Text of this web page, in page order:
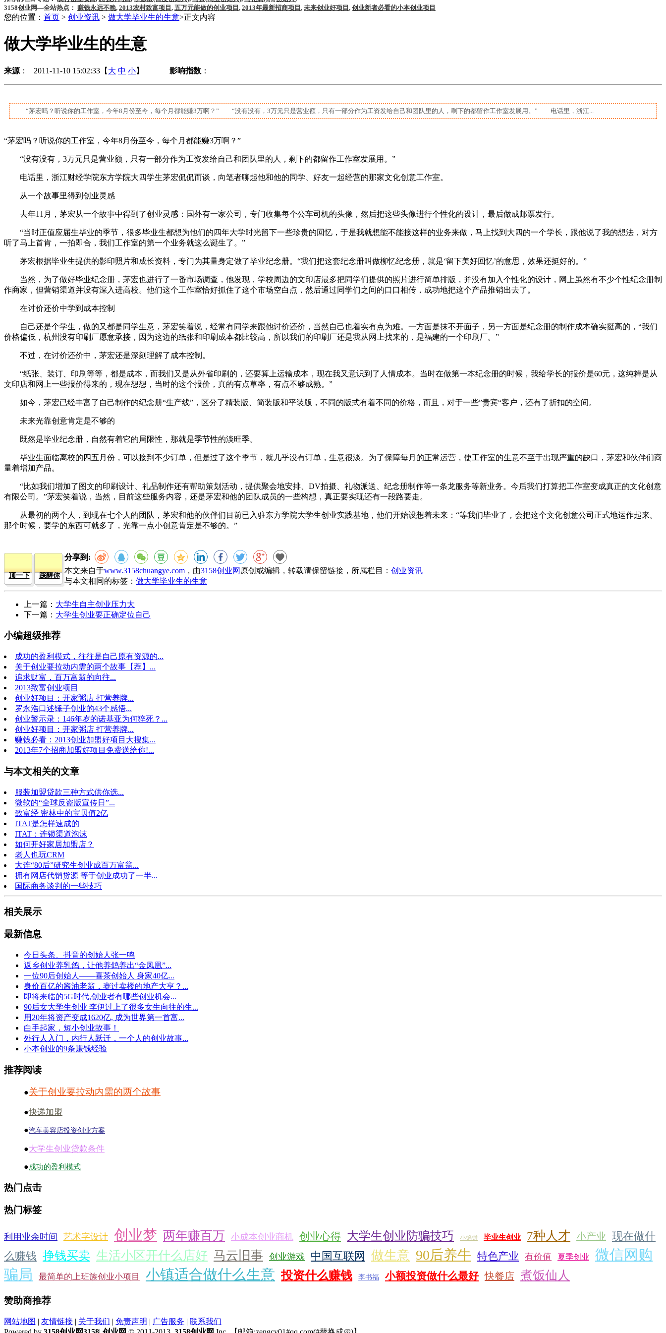
3158创业网—全站热点： 赚钱永远不晚, 2013农村致富项目 , 五万元能做的创业项目 , 2013年最新招商项目 , 未来创业好项目 , 创业新者必看的小本创业项目
您的位置： 首页 > 创业资讯 > 做大学毕业生的生意>正文内容
做大学毕业生的生意
来源 ： 2011-11-10 15:02:33【 大 中 小】 影响指数 ：
“茅宏吗？听说你的工作室，今年8月份至今，每个月都能赚3万啊？” “没有没有，3万元只是营业额，只有一部分作为工资发给自己和团队里的人，剩下的都留作工作室发展用。” 电话里，浙江...
“茅宏吗？听说你的工作室，今年8月份至今，每个月都能赚3万啊？”
“没有没有，3万元只是营业额，只有一部分作为工资发给自己和团队里的人，剩下的都留作工作室发展用。”
电话里，浙江财经学院东方学院大四学生茅宏侃侃而谈，向笔者聊起他和他的同学、好友一起经营的那家文化创意工作室。
从一个故事里得到创业灵感
去年11月，茅宏从一个故事中得到了创业灵感：国外有一家公司，专门收集每个公车司机的头像，然后把这些头像进行个性化的设计，最后做成邮票发行。
“当时正值应届生毕业的季节，很多毕业生都想为他们的四年大学时光留下一些珍贵的回忆，于是我就想能不能接这样的业务来做，马上找到大四的一个学长，跟他说了我的想法，对方
听了马上首肯，一拍即合，我们工作室的第一个业务就这么诞生了。”
茅宏根据毕业生提供的影印照片和成长资料，专门为其量身定做了毕业纪念册。“我们把这套纪念册叫做柳忆纪念册，就是‘留下美好回忆’的意思，效果还挺好的。”
当然，为了做好毕业纪念册，茅宏也进行了一番市场调查，他发现，学校周边的文印店最多把同学们提供的照片进行简单排版，并没有加入个性化的设计，网上虽然有不少个性纪念册制
作商家，但营销渠道并没有深入进高校。他们这个工作室恰好抓住了这个市场空白点，然后通过同学们之间的口口相传，成功地把这个产品推销出去了。
在讨价还价中学到成本控制
自己还是个学生，做的又都是同学生意，茅宏笑着说，经常有同学来跟他讨价还价，当然自己也着实有点为难。一方面是抹不开面子，另一方面是纪念册的制作成本确实挺高的，“我们
价格偏低，杭州没有印刷厂愿意承接，因为这边的纸张和印刷成本都比较高，所以我们的印刷厂还是我从网上找来的，是福建的一个印刷厂。”
不过，在讨价还价中，茅宏还是深刻理解了成本控制。
“纸张、装订、印刷等等，都是成本，而我们又是从外省印刷的，还要算上运输成本，现在我又意识到了人情成本。当时在做第一本纪念册的时候，我给学长的报价是60元，这纯粹是从
文印店和网上一些报价得来的，现在想想，当时的这个报价，真的有点草率，有点不够成熟。”
如今，茅宏已经丰富了自己制作的纪念册“生产线”，区分了精装版、简装版和平装版，不同的版式有着不同的价格，而且，对于一些”贵宾“客户，还有了折扣的空间。
未来光靠创意肯定是不够的
既然是毕业纪念册，自然有着它的局限性，那就是季节性的淡旺季。
毕业生面临离校的四五月份，可以接到不少订单，但是过了这个季节，就几乎没有订单，生意很淡。为了保障每月的正常运营，使工作室的生意不至于出现严重的缺口，茅宏和伙伴们商
量着增加产品。
“比如我们增加了图文的印刷设计、礼品制作还有帮助策划活动，提供聚会地安排、DV拍摄、礼物派送、纪念册制作等一条龙服务等新业务。今后我们打算把工作室变成真正的文化创意
有限公司。”茅宏笑着说，当然，目前这些服务内容，还是茅宏和他的团队成员的一些构想，真正要实现还有一段路要走。
从最初的两个人，到现在七个人的团队，茅宏和他的伙伴们目前已入驻东方学院大学生创业实践基地，他们开始设想着未来：“等我们毕业了，会把这个文化创意公司正式地运作起来。
那个时候，要学的东西可就多了，光靠一点小创意肯定是不够的。”
顶一下 踩醒你
分享到:
本文来自于www.3158chuangye.com ，由3158创业网 原创或编辑，转载请保留链接，所属栏目： 创业资讯
与本文相同的标签： 做大学毕业生的生意
上一篇： 大学生自主创业压力大
下一篇： 大学生创业要正确定位自己
小编超级推荐
成功的盈利模式，往往是自己原有资源的...
关于创业要拉动内需的两个故事【荐】...
追求财富，百万富翁的向往...
2013致富创业项目
创业好项目：开家粥店 打营养牌...
罗永浩口述锤子创业的43个感悟...
创业警示录：146年岁的诺基亚为何猝死？...
创业好项目：开家粥店 打营养牌...
赚钱必看：2013创业加盟好项目大搜集...
2013年7个招商加盟好项目免费送给你!...
与本文相关的文章
服装加盟贷款三种方式供你选...
微软的“全球反盗版宣传日”...
致富经 密林中的宝贝值2亿
ITAT是怎样速成的
ITAT：连锁渠道泡沫
如何开好家居加盟店？
老人也玩CRM
大连“80后”研究生创业成百万富翁...
拥有网店代销货源 等于创业成功了一半...
国际商务谈判的一些技巧
相关展示
最新信息
今日头条、抖音的创始人张一鸣
返乡创业养乳鸽，让他养鸽养出“金凤凰”...
一位90后创始人——喜茶创始人 身家40亿...
身价百亿的酱油老翁，赛过卖楼的地产大亨？...
即将来临的5G时代,创业者有哪些创业机会...
90后女大学生创业 李伊过上了很多女生向往的生...
用20年将资产变成1620亿, 成为世界第一首富...
白手起家，短小创业故事！
外行人入门，内行人跃迁，一个人的创业故事...
小本创业的9条赚钱经验
推荐阅读
●关于创业要拉动内需的两个故事
●快递加盟
●汽车美容店投资创业方案
●大学生创业贷款条件
●成功的盈利模式
热门点击
热门标签
利用业余时间 艺术字设计 创业梦 两年赚百万 小成本创业商机 创业心得 大学生创业防骗技巧 小馅饼 毕业生创业 7种人才 小产业 现在做什
么赚钱 挣钱买卖 生活小区开什么店好 马云旧事 创业游戏 中国互联网 做生意 90后养牛 特色产业 有价值 夏季创业
微信网购
骗局
最简单的上班族创业小项目 小镇适合做什么生意 投资什么赚钱 李书福 小额投资做什么最好 快餐店 煮饭仙人
赞助商推荐
网站地图 | 友情链接 | 关于我们 | 免责声明 | 广告服务 | 联系我们